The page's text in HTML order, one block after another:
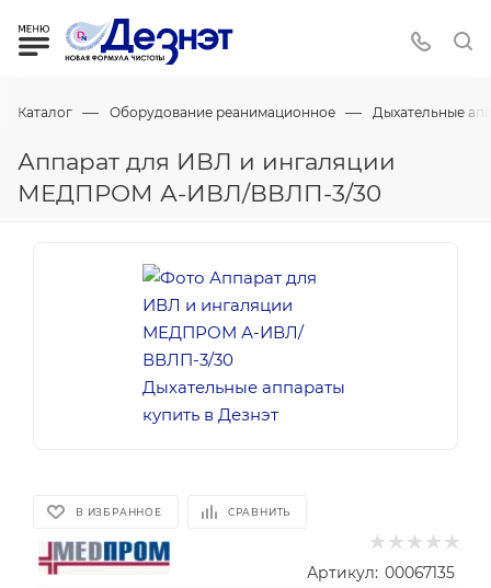
Каталог — Оборудование реанимационное — Дыхательные
Аппарат для ИВЛ и ингаляции
МЕДПРОМ А-ИВЛ/ВВЛП-3/30
В ИЗБРАННОЕ СРАВНИТЬ
Артикул: 00067135